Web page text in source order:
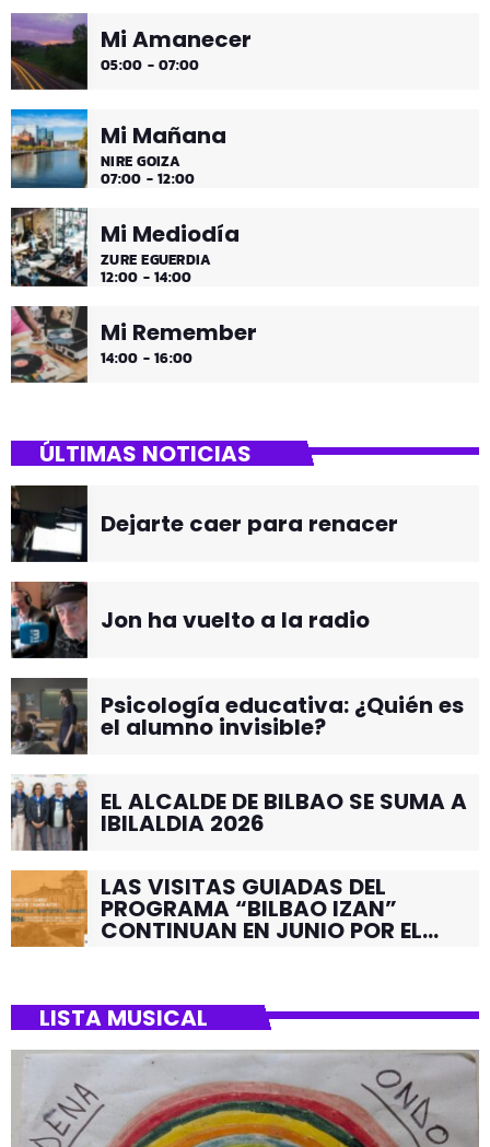
Mi Amanecer
05:00 - 07:00
Mi Mañana
NIRE GOIZA
07:00 - 12:00
Mi Mediodía
ZURE EGUERDIA
12:00 - 14:00
Mi Remember
14:00 - 16:00
ÚLTIMAS NOTICIAS
Dejarte caer para renacer
Jon ha vuelto a la radio
Psicología educativa: ¿Quién es
el alumno invisible?
EL ALCALDE DE BILBAO SE SUMA A
IBILALDIA 2026
LAS VISITAS GUIADAS DEL
PROGRAMA “BILBAO IZAN”
CONTINUAN EN JUNIO POR EL
LISTA MUSICAL